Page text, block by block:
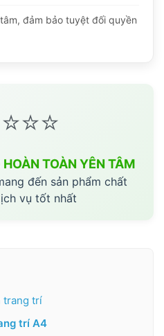
đảm bảo tuyệt đối quyền
TOÀN YÊN TÂM
đến sản phẩm chất
vụ tốt nhất
trang trí
trí A4